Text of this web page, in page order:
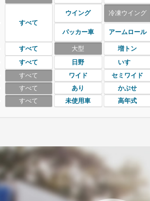
すべて
ウイング 冷凍ウイング
パッカー車 アームロール
すべて 大型 増トン
すべて 日野 いすゞ
すべて ワイド セミワイド
すべて あり かぶせ
すべて 未使用車 高年式